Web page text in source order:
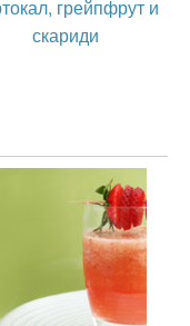
грейпфрут и
скариди